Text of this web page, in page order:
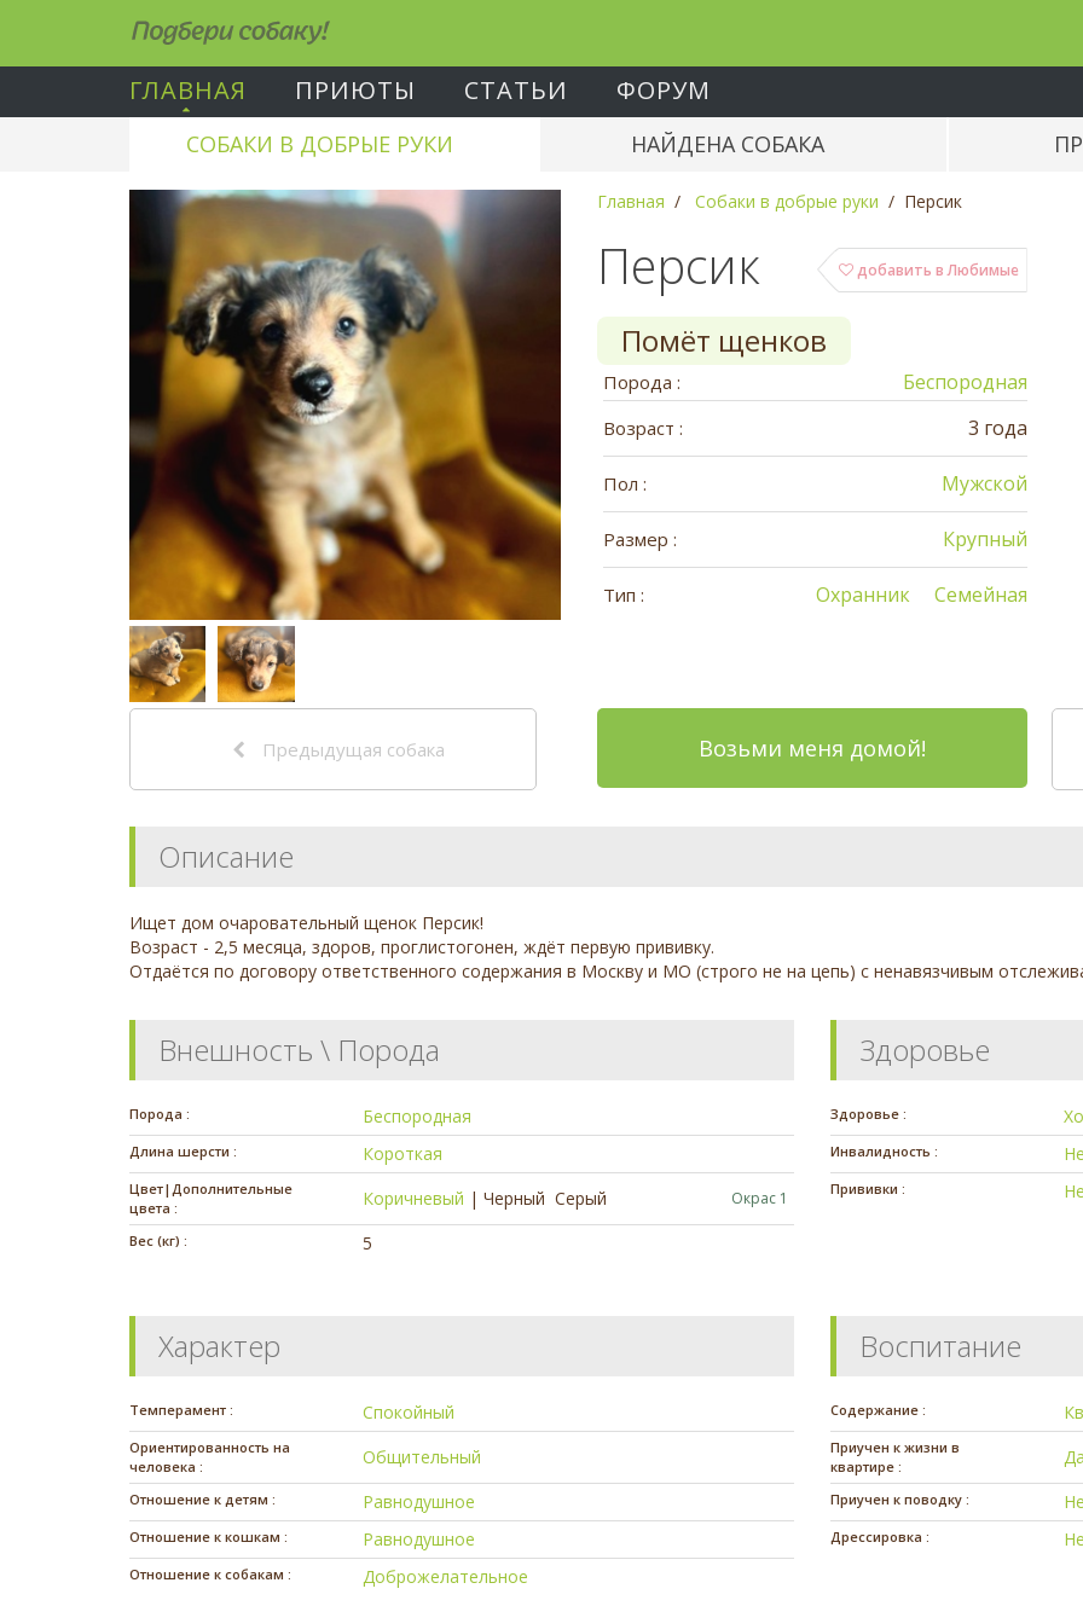
Подбери собаку!
ГЛАВНАЯ ПРИЮТЫ СТАТЬИ ФОРУМ
СОБАКИ В ДОБРЫЕ РУКИ НАЙДЕНА СОБАКА
Главная Собаки в добрые руки Персик
добавить в Любимые
Персик
Помёт щенков
Порода : Беспородная
Возраст : 3 года
Пол : Мужской
Размер : Крупный
Тип : Семейная
Охранник
Предыдущая собака Возьми меня домой!
Описание
Ищет дом очаровательный щенок Персик!
Возраст - 2,5 месяца, здоров, проглистогонен, ждёт первую прививку.
Отдаётся по договору ответственного содержания в Москву и МО (строго не на цепь) с ненавязчивым
Внешность \ Порода
Порода : Беспородная
Длина шерсти : Короткая
Цвет|Дополнительные
цвета :
Коричневый |Черный Серый Окрас 1
Вес (кг) : 5
Здоровье
Здоровье :
Инвалидность :
Прививки :
Характер
Темперамент : Спокойный
Ориентированность на
человека :
Общительный
Отношение к детям : Равнодушное
Отношение к кошкам : Равнодушное
Отношение к собакам : Доброжелательное
Воспитание
Содержание :
Приучен к жизни в
квартире :
Да
Приучен к поводку :
Дрессировка :